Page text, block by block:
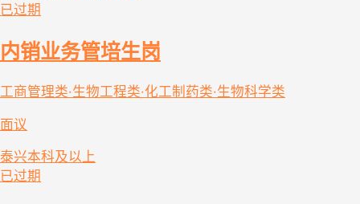
已过期
内销业务管培生岗
工商管理类·生物工程类·化工制药类·生物科学类
面议
泰兴本科及以上
已过期